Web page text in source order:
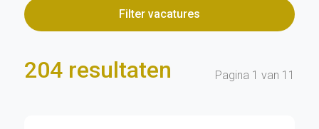
Filter vacatures
204 resultaten Pagina 1 van 11